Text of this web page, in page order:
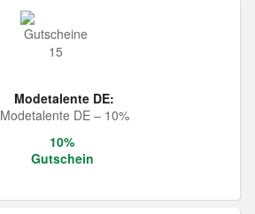
Modetalente DE:
Modetalente DE – 10%
10%
Gutschein